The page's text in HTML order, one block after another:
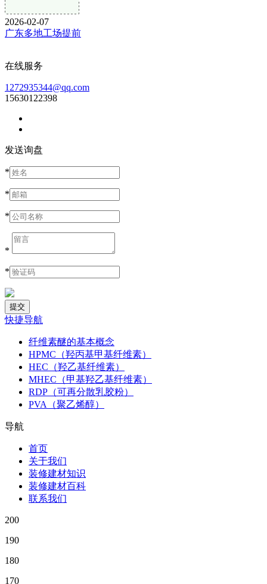
2026-02-07
广东多地工场提前
在线服务
1272935344@qq.com
15630122398
发送询盘
*
*
*
*
*
快捷导航
纤维素醚的基本概念
HPMC（羟丙基甲基纤维素）
HEC（羟乙基纤维素）
MHEC（甲基羟乙基纤维素）
RDP（可再分散乳胶粉）
PVA（聚乙烯醇）
导航
首页
关于我们
装修建材知识
装修建材百科
联系我们
200
190
180
170